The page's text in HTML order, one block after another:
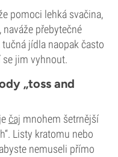
pomoci lehká svačina,
přebytečné
jídla naopak často
se jim vyhnout.
„toss and
čaj mnohem šetrnější
Listy kratomu nebo
nemuseli přímo